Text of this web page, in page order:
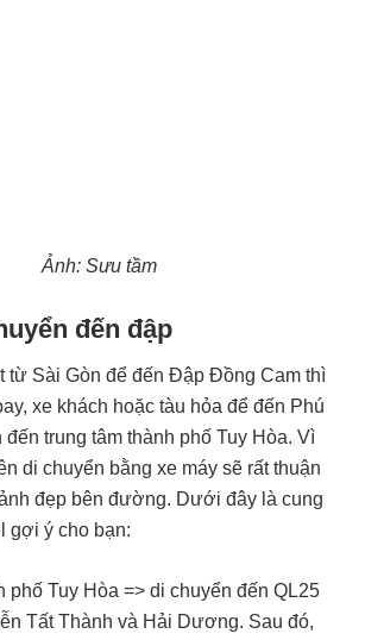
Ảnh: Sưu tầm
đến đập
từ Sài Gòn để đến Đập Đồng Cam thì
xe khách hoặc tàu hỏa để đến Phú
trung tâm thành phố Tuy Hòa. Vì
di chuyển bằng xe máy sẽ rất thuận
đẹp bên đường. Dưới đây là cung
gợi ý cho bạn:
phố Tuy Hòa => di chuyển đến QL25
Tất Thành và Hải Dương. Sau đó,